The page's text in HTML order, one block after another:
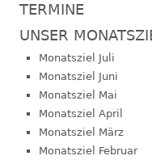
TERMINE
UNSER
Monatsziel Juli
Monatsziel Juni
Monatsziel Mai
Monatsziel April
Monatsziel März
Monatsziel Februar